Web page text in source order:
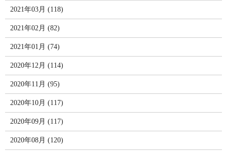
2021年03月 (118)
2021年02月 (82)
2021年01月 (74)
2020年12月 (114)
2020年11月 (95)
2020年10月 (117)
2020年09月 (117)
2020年08月 (120)